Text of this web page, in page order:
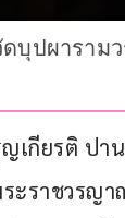
ปผาราม
เกียรติ ปา
ะราชวรญา